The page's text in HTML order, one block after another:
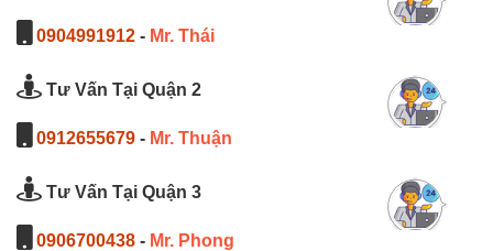
0904991912 - Mr. Thái
Tư Vấn Tại Quận 2
0912655679 - Mr. Thuận
Tư Vấn Tại Quận 3
0906700438 - Mr. Phong